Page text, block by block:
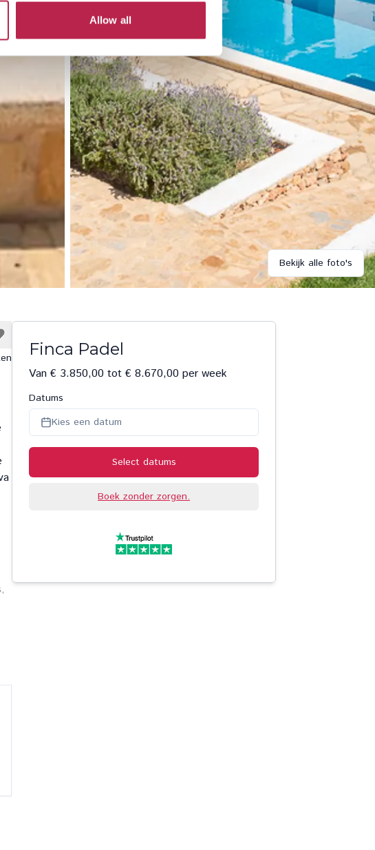
Allow all
Bekijk alle foto's
Finca Padel
Van € 3.850,00 tot € 8.670,00 per week
Datums
Kies een datum
Select datums
Boek zonder zorgen.